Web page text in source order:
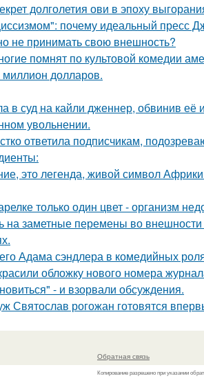
долголетия ови в эпоху
почему идеальный пресс
не принимать свою внешность?
помнят по культовой комедии
долларов.
суд на кайли дженнер, обвинив её
увольнении.
ответила подписчикам,
это легенда, живой символ
только один цвет - организм
на заметные перемены во
Адама сэндлера в комедийных
обложку нового номера
- и взорвали обсуждения.
Святослав рогожан готовятся
Обратная связь
Копирование разрешено при указании